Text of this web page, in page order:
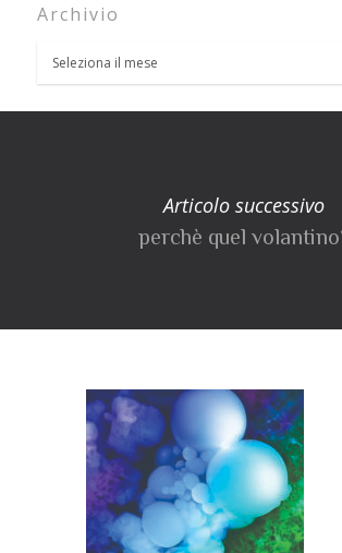
Archivio
Articolo successivo
perchè quel